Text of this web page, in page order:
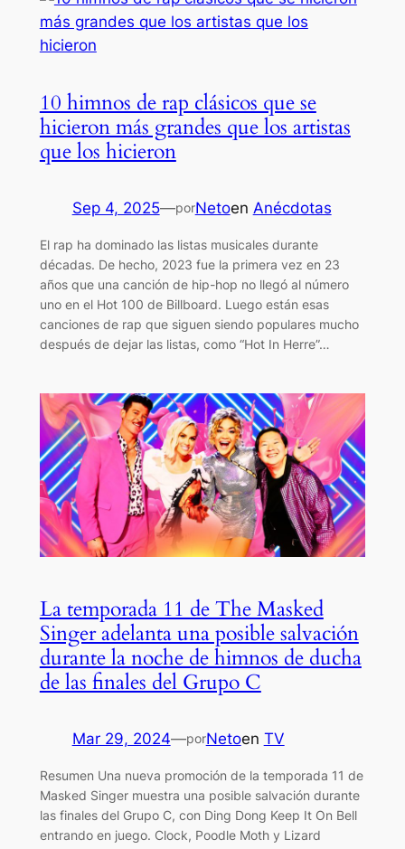
10 himnos de rap clásicos que se
hicieron más grandes que los artistas
que los hicieron
Sep 4, 2025—porNetoen Anécdotas
El rap ha dominado las listas musicales durante
décadas. De hecho, 2023 fue la primera vez en 23
años que una canción de hip-hop no llegó al número
uno en el Hot 100 de Billboard. Luego están esas
canciones de rap que siguen siendo populares mucho
después de dejar las listas, como “Hot In Herre”…
La temporada 11 de The Masked
Singer adelanta una posible salvación
durante la noche de himnos de ducha
de las finales del Grupo C
Mar 29, 2024—porNetoen TV
Resumen Una nueva promoción de la temporada 11 de
Masked Singer muestra una posible salvación durante
las finales del Grupo C, con Ding Dong Keep It On Bell
entrando en juego. Clock, Poodle Moth y Lizard